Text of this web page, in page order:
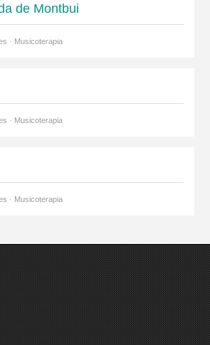
de Montbui
· Musicoterapia
· Musicoterapia
· Musicoterapia